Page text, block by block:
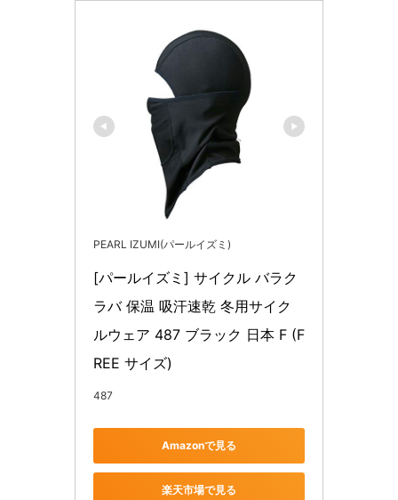
PEARL IZUMI(パールイズミ)
[パールイズミ] サイクル バラク
ラバ 保温 吸汗速乾 冬用サイク
ルウェア 487 ブラック 日本 F (F
REE サイズ)
487
Amazonで見る
楽天市場で見る